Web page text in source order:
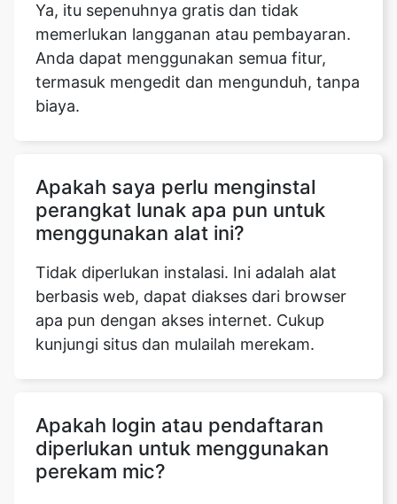
Ya, itu sepenuhnya gratis dan tidak
memerlukan langganan atau pembayaran.
Anda dapat menggunakan semua fitur,
termasuk mengedit dan mengunduh, tanpa
biaya.
Apakah saya perlu menginstal
perangkat lunak apa pun untuk
menggunakan alat ini?
Tidak diperlukan instalasi. Ini adalah alat
berbasis web, dapat diakses dari browser
apa pun dengan akses internet. Cukup
kunjungi situs dan mulailah merekam.
Apakah login atau pendaftaran
diperlukan untuk menggunakan
perekam mic?